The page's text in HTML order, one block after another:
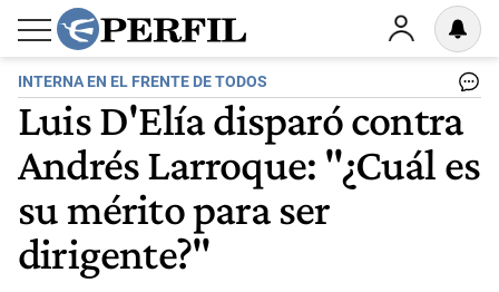
INTERNA EN EL FRENTE DE TODOS
Luis D'Elía disparó contra
Andrés Larroque: "¿Cuál es
su mérito para ser
dirigente?"